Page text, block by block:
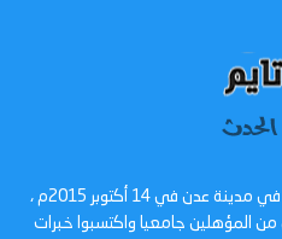
عدن تايم - صحيفة الكترونية تأسست في مدينة عدن في 14 أكتوبر 2015م ،
المؤهلين جامعيا واكتسبوا خبرات